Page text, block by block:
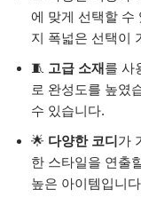
에 맞게 선택할 수
지 폭넓은 선택이
🧵 고급 소재를 사
로 완성도를 높였
수 있습니다.
🌟 다양한 코디가
한 스타일을 연출
높은 아이템입니